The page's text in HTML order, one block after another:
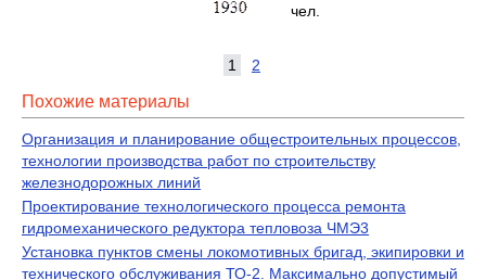
чел.
1 2
Похожие материалы
Организация и планирование общестроительных процессов,
технологии производства работ по строительству
железнодорожных линий
Проектирование технологического процесса ремонта
гидромеханического редуктора тепловоза ЧМЭ3
Установка пунктов смены локомотивных бригад, экипировки и
технического обслуживания ТО-2. Максимально допустимый